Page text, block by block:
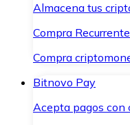
Almacena tus
Compra
Compra
Bitnovo Pay
Acepta pagos con